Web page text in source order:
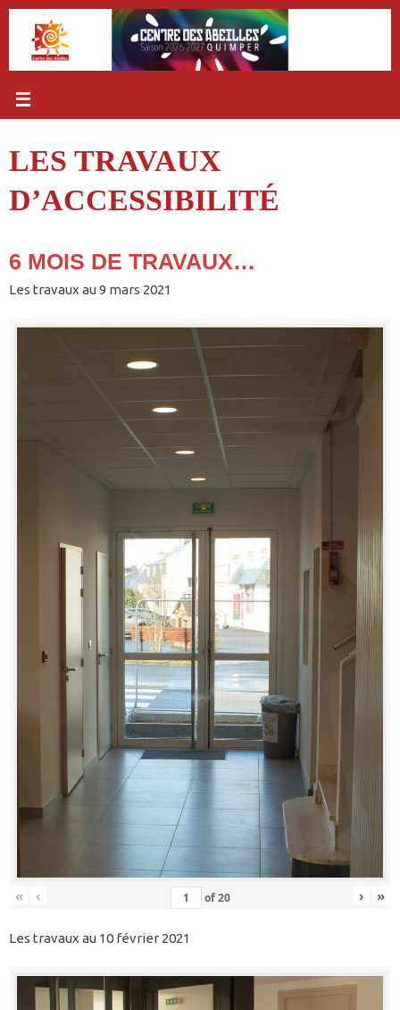
Passer
contenu
LES TRAVAUX
D’ACCESSIBILITÉ
6 MOIS DE TRAVAUX…
Les travaux au 9 mars 2021
« ‹ of20 › »
Les travaux au 10 février 2021